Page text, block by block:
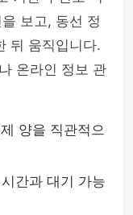
보고, 동선 정
뒤 움직입니다.
온라인 정보 관
양을 직관적으
간과 대기 가능